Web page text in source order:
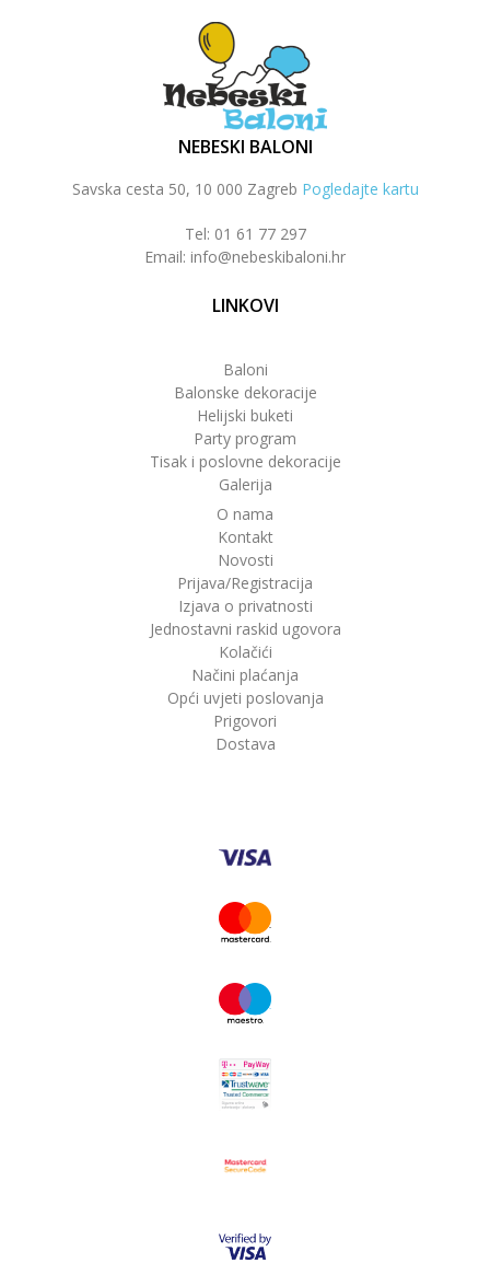
NEBESKI BALONI
Savska cesta 50, 10 000 Zagreb Pogledajte kartu
Tel: 01 61 77 297
Email: info@nebeskibaloni.hr
LINKOVI
Baloni
Balonske dekoracije
Helijski buketi
Party program
Tisak i poslovne dekoracije
Galerija
O nama
Kontakt
Novosti
Prijava/Registracija
Izjava o privatnosti
Jednostavni raskid ugovora
Kolačići
Načini plaćanja
Opći uvjeti poslovanja
Prigovori
Dostava